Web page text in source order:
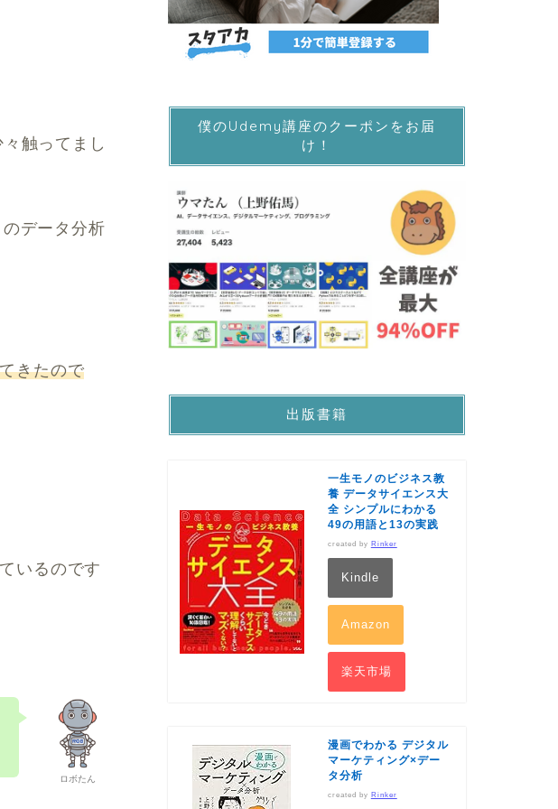
触ってまし
データ分析
きたので
いるのです
ロボたん
僕のUdemy講座のクーポンをお届
け！
出版書籍
一生モノのビジネス教
養 データサイエンス大
全 シンプルにわかる
49の用語と13の実践
created by Rinker
Kindle
Amazon
楽天市場
漫画でわかる デジタル
マーケティング×デー
タ分析
created by Rinker